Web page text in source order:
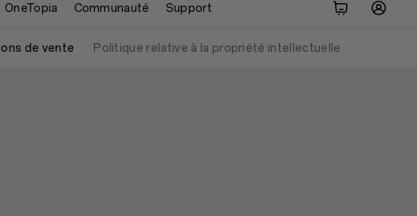
OneTopia Communauté Support
de vente Politique relative à la propriété intellectuelle